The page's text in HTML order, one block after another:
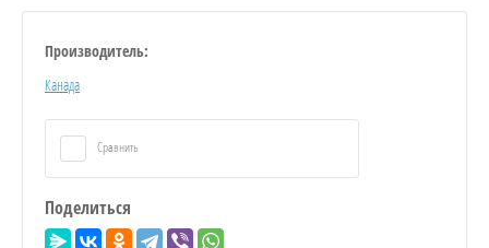
Производитель:
Канада
Сравнить
Поделиться